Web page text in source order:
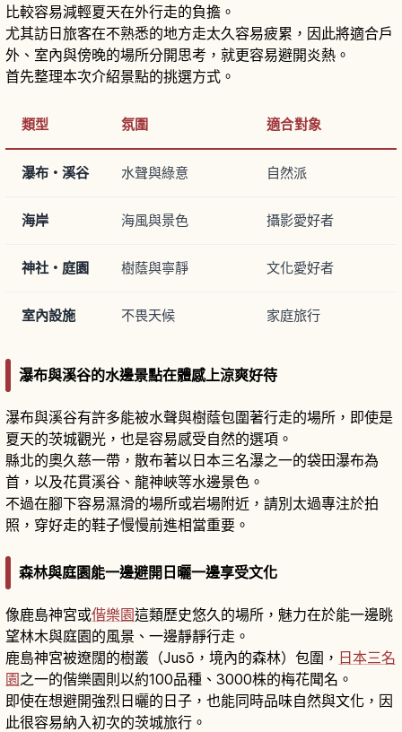
比較容易減輕夏天在外行走的負擔。
尤其訪日旅客在不熟悉的地方走太久容易疲累，因此將適合戶
外、室內與傍晚的場所分開思考，就更容易避開炎熱。
首先整理本次介紹景點的挑選方式。
類型 氛圍 適合對象
瀑布・溪谷 水聲與綠意 自然派
海岸 海風與景色 攝影愛好者
神社・庭園 樹蔭與寧靜 文化愛好者
室內設施 不畏天候 家庭旅行
瀑布與溪谷的水邊景點在體感上涼爽好待
瀑布與溪谷有許多能被水聲與樹蔭包圍著行走的場所，即使是
夏天的茨城觀光，也是容易感受自然的選項。
縣北的奧久慈一帶，散布著以日本三名瀑之一的袋田瀑布為
首，以及花貫溪谷、龍神峽等水邊景色。
不過在腳下容易濕滑的場所或岩場附近，請別太過專注於拍
照，穿好走的鞋子慢慢前進相當重要。
森林與庭園能一邊避開日曬一邊享受文化
像鹿島神宮或偕樂園這類歷史悠久的場所，魅力在於能一邊眺
望林木與庭園的風景、一邊靜靜行走。
鹿島神宮被遼闊的樹叢（Jusō，境內的森林）包圍， 日本三名
園之一的偕樂園則以約100品種、3000株的梅花聞名。
即使在想避開強烈日曬的日子，也能同時品味自然與文化，因
此很容易納入初次的茨城旅行。